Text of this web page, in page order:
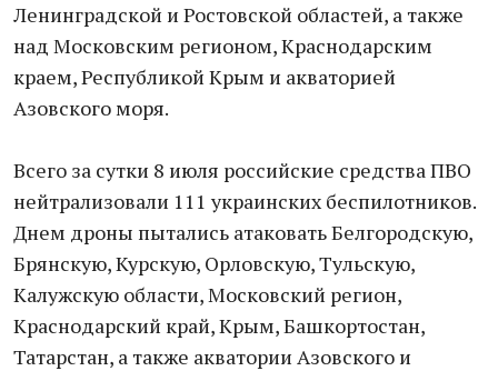
Ленинградской и Ростовской областей, а также
над Московским регионом, Краснодарским
краем, Республикой Крым и акваторией
Азовского моря.
Всего за сутки 8 июля российские средства ПВО
нейтрализовали 111 украинских беспилотников.
Днем дроны пытались атаковать Белгородскую,
Брянскую, Курскую, Орловскую, Тульскую,
Калужскую области, Московский регион,
Краснодарский край, Крым, Башкортостан,
Татарстан, а также акватории Азовского и